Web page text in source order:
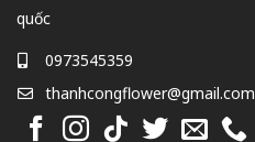
quốc
0973545359
thanhcongflower@gmail.com